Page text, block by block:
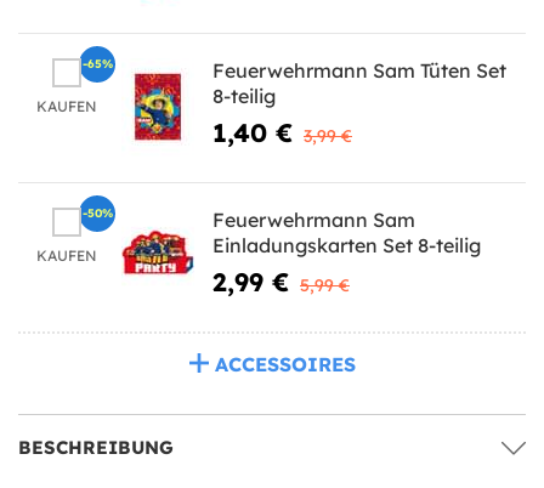
KAUFEN
Feuerwehrmann Sam Tüten Set
8-teilig
1,40 € 3,99 €
-65%
KAUFEN
Feuerwehrmann Sam
Einladungskarten Set 8-teilig
2,99 € 5,99 €
-50%
ACCESSOIRES
BESCHREIBUNG